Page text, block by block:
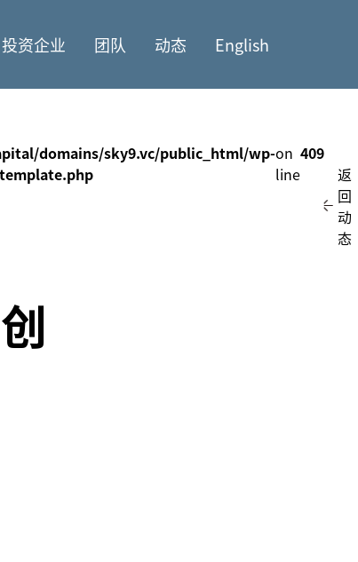
投资企业 团队 动态 English
domains/sky9.vc/public_html/wp-on
line
409
返
回
动
态